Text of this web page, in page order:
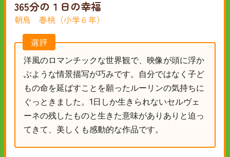
365分の１日の幸福
朝烏 春桃（小学６年）
選評
洋風のロマンチックな世界観で、映像が頭に浮か
ぶような情景描写が巧みです。自分ではなく子ど
もの命を延ばすことを願ったルーリンの気持ちに
ぐっときました。1日しか生きられないセルヴェ
ーネの残したものと生きた意味がありありと迫っ
てきて、美しくも感動的な作品です。